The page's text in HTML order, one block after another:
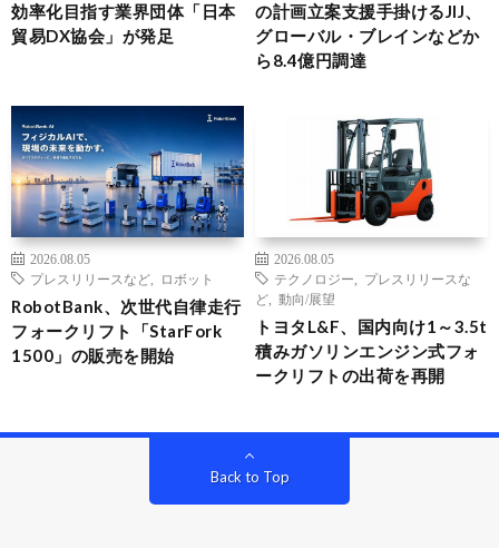
効率化目指す業界団体「日本
貿易DX協会」が発足
の計画立案支援手掛けるJIJ、
グローバル・ブレインなどか
ら8.4億円調達
2026.08.05
プレスリリースなど
ロボット
RobotBank、次世代自律走行
フォークリフト「StarFork
1500」の販売を開始
2026.08.05
テクノロジー
プレスリリースな
ど
動向/展望
トヨタL&F、国内向け1～3.5t
積みガソリンエンジン式フォ
ークリフトの出荷を再開
Back to Top